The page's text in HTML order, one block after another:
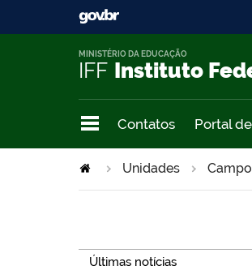
IFF Instituto
MINISTÉRIO DA EDUCAÇÃO
Contatos Portal
Unidades
Últimas notícias